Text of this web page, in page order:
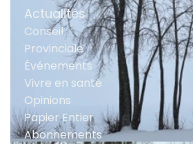
Actualités
Conseil
Provinciale
Événements
Vivre en santé
Opinions
Papier Entier
Abonnements